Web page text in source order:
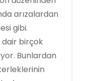
arızalardan
gibi.
dair birçok
Bunlardan